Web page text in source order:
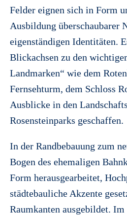
Felder eignen sich in Form
Ausbildung überschaubarer
eigenständigen Identitäten.
Blickachsen zu den
Landmarken“ wie dem
Fernsehturm, dem Schloss
Ausblicke in den
Rosensteinparks geschaffen.
In der Randbebauung zum
Bogen des ehemaligen
Form herausgearbeitet,
städtebauliche Akzente
Raumkanten ausgebildet.